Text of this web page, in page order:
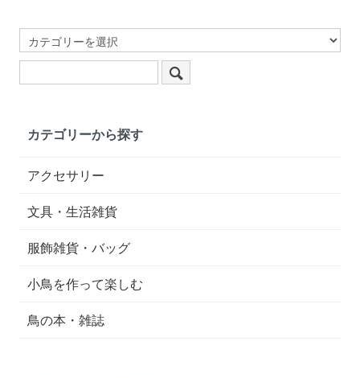
カテゴリーから探す
アクセサリー
文具・生活雑貨
服飾雑貨・バッグ
小鳥を作って楽しむ
鳥の本・雑誌